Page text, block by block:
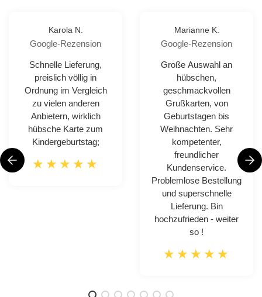
Karola N.
Google-Rezension
Schnelle Lieferung,
preislich völlig in
Ordnung im Vergleich
zu vielen anderen
Anbietern, wirklich
hübsche Karte zum
Kindergeburtstag;
Marianne K.
Google-Rezension
Große Auswahl an
hübschen,
geschmackvollen
Grußkarten, von
Geburtstagen bis
Weihnachten. Sehr
kompetenter,
freundlicher
Kundenservice.
Problemlose Bestellung
und superschnelle
Lieferung. Bin
hochzufrieden - weiter
so !